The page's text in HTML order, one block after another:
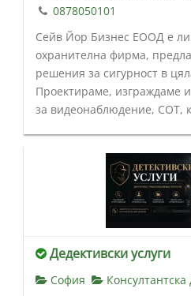
0878050101
Сейв Йор Бизнес ЕООД е
охранителна фирма,
решения за сигурност в
Проектираме, изграждаме
за видеонаблюдение, СОТ,
Дедективски услуги
София
Консултантска